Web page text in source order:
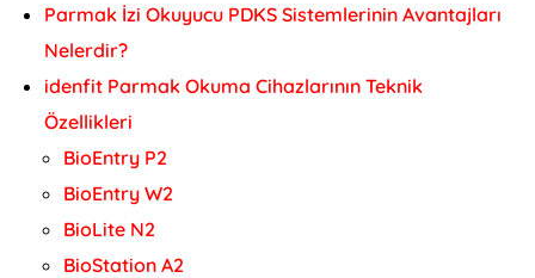
Parmak İzi Okuyucu PDKS Sistemlerinin Avantajları
Nelerdir?
idenfit Parmak Okuma Cihazlarının Teknik
Özellikleri
BioEntry P2
BioEntry W2
BioLite N2
BioStation A2